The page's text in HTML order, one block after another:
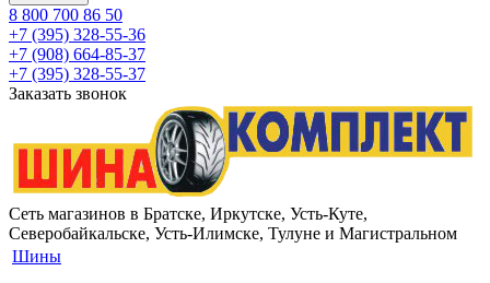
8 800 700 86 50
+7 (395) 328-55-36
+7 (908) 664-85-37
+7 (395) 328-55-37
Заказать звонок
Сеть магазинов в Братске, Иркутске, Усть-Куте,
Северобайкальске, Усть-Илимске, Тулуне и Магистральном
Шины